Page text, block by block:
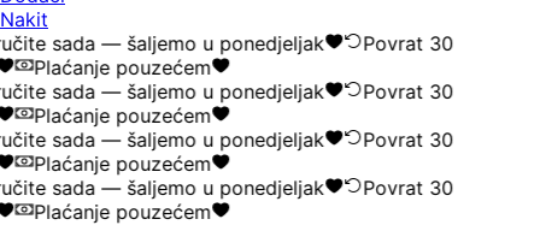
Nakit
sada — šaljemo u ponedjeljak
Povrat 30
Plaćanje pouzećem
sada — šaljemo u ponedjeljak
Povrat 30
Plaćanje pouzećem
sada — šaljemo u ponedjeljak
Povrat 30
Plaćanje pouzećem
sada — šaljemo u ponedjeljak
Povrat 30
Plaćanje pouzećem